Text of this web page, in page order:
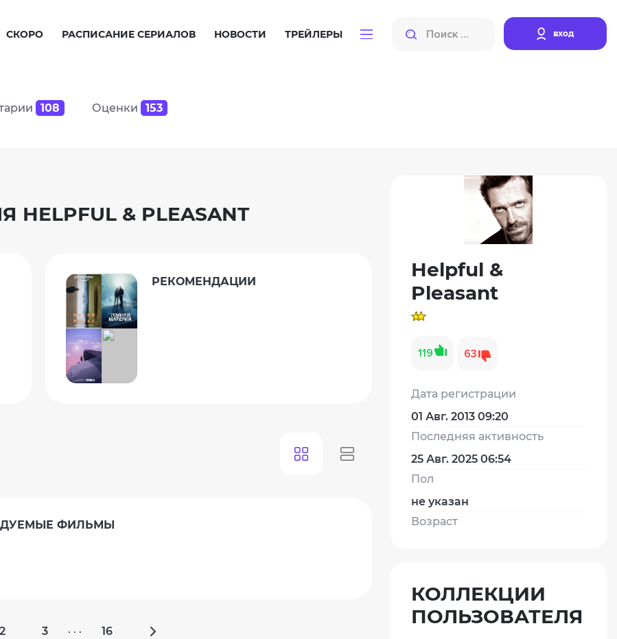
СКОРО РАСПИСАНИЕ СЕРИАЛОВ НОВОСТИ ТРЕЙЛЕРЫ вход
108 Оценки 153
& PLEASANT
РЕКОМЕНДАЦИИ
ФИЛЬМЫ
2 3 · · · 16
Helpful &
Pleasant
119 63
Дата регистрации
01 Авг. 2013 09:20
Последняя активность
25 Авг. 2025 06:54
Пол
не указан
Возраст
КОЛЛЕКЦИИ
ПОЛЬЗОВАТЕЛЯ